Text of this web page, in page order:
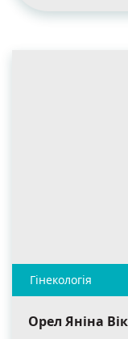
Орел Яніна